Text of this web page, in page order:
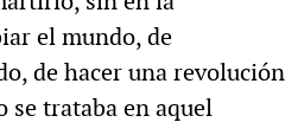
el mundo, de
de hacer una revolución
se trataba en aquel